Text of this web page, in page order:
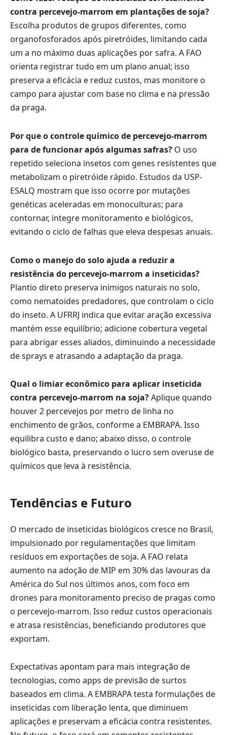
contra percevejo-marrom em plantações de soja?
Escolha produtos de grupos diferentes, como
organofosforados após piretróides, limitando cada
um a no máximo duas aplicações por safra. A FAO
orienta registrar tudo em um plano anual; isso
preserva a eficácia e reduz custos, mas monitore o
campo para ajustar com base no clima e na pressão
da praga.
Por que o controle químico de percevejo-marrom
para de funcionar após algumas safras? O uso
repetido seleciona insetos com genes resistentes que
metabolizam o piretróide rápido. Estudos da USP-
ESALQ mostram que isso ocorre por mutações
genéticas aceleradas em monoculturas; para
contornar, integre monitoramento e biológicos,
evitando o ciclo de falhas que eleva despesas anuais.
Como o manejo do solo ajuda a reduzir a
resistência do percevejo-marrom a inseticidas?
Plantio direto preserva inimigos naturais no solo,
como nematoides predadores, que controlam o ciclo
do inseto. A UFRRJ indica que evitar aração excessiva
mantém esse equilíbrio; adicione cobertura vegetal
para abrigar esses aliados, diminuindo a necessidade
de sprays e atrasando a adaptação da praga.
Qual o limiar econômico para aplicar inseticida
contra percevejo-marrom na soja?Aplique quando
houver 2 percevejos por metro de linha no
enchimento de grãos, conforme a EMBRAPA. Isso
equilibra custo e dano; abaixo disso, o controle
biológico basta, preservando o lucro sem overuse de
químicos que leva à resistência.
Tendências e Futuro
O mercado de inseticidas biológicos cresce no Brasil,
impulsionado por regulamentações que limitam
resíduos em exportações de soja. A FAO relata
aumento na adoção de MIP em 30% das lavouras da
América do Sul nos últimos anos, com foco em
drones para monitoramento preciso de pragas como
o percevejo-marrom. Isso reduz custos operacionais
e atrasa resistências, beneficiando produtores que
exportam.
Expectativas apontam para mais integração de
tecnologias, como apps de previsão de surtos
baseados em clima. A EMBRAPA testa formulações de
inseticidas com liberação lenta, que diminuem
aplicações e preservam a eficácia contra resistentes.